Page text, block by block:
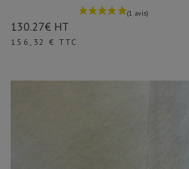
130.27€ HT
Prix
156,32 € TTC